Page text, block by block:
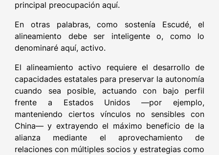
principal preocupación aquí.
En otras palabras, como sostenía Escudé, el
alineamiento debe ser inteligente o, como lo
denominaré aquí, activo.
El alineamiento activo requiere el desarrollo de
capacidades estatales para preservar la autonomía
cuando sea posible, actuando con bajo perfil
frente a Estados Unidos —por ejemplo,
manteniendo ciertos vínculos no sensibles con
China— y extrayendo el máximo beneficio de la
alianza mediante el aprovechamiento de
relaciones con múltiples socios y estrategias como